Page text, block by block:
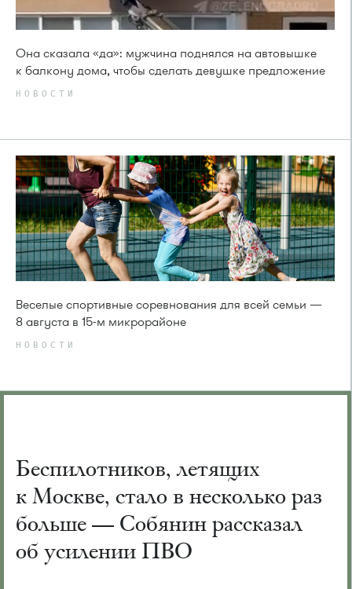
Она сказала «да»: мужчина поднялся на автовышке
к балкону дома, чтобы сделать девушке предложение
НОВОСТИ
Веселые спортивные соревнования для всей семьи —
8 августа в 15-м микрорайоне
НОВОСТИ
Беспилотников, летящих
к Москве, стало в несколько раз
больше — Собянин рассказал
об усилении ПВО